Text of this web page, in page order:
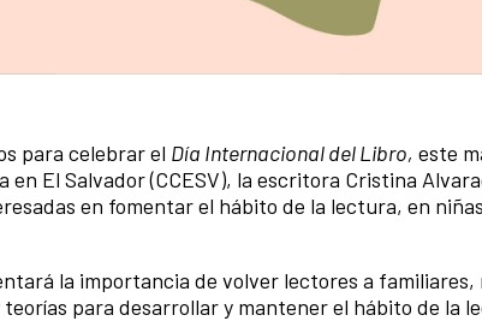
para celebrar el Día Internacional del Libro, este
El Salvador (CCESV), la escritora Cristina
en fomentar el hábito de la lectura, en
la importancia de volver lectores a familiares,
para desarrollar y mantener el hábito de la